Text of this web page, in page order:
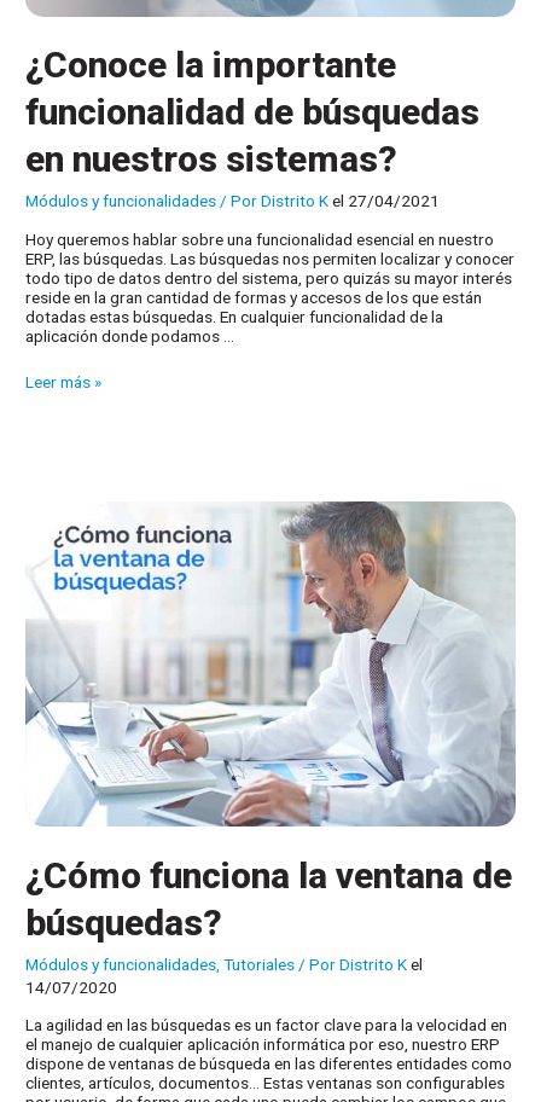
¿Conoce la importante
funcionalidad de búsquedas
en nuestros sistemas?
Módulos y funcionalidades / PorDistrito Kel 27/04/2021
Hoy queremos hablar sobre una funcionalidad esencial en nuestro
ERP, las búsquedas. Las búsquedas nos permiten localizar y conocer
todo tipo de datos dentro del sistema, pero quizás su mayor interés
reside en la gran cantidad de formas y accesos de los que están
dotadas estas búsquedas. En cualquier funcionalidad de la
aplicación donde podamos …
¿Conoce
sistemas?
Leer más »
¿Cómo funciona la ventana de
búsquedas?
Módulos y funcionalidades ,Tutoriales / PorDistrito Kel
14/07/2020
La agilidad en las búsquedas es un factor clave para la velocidad en
el manejo de cualquier aplicación informática por eso, nuestro ERP
dispone de ventanas de búsqueda en las diferentes entidades como
clientes, artículos, documentos… Estas ventanas son configurables